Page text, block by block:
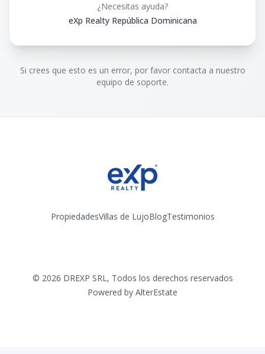
¿Necesitas ayuda?
eXp Realty República Dominicana
Si crees que esto es un error, por favor contacta a nuestro
equipo de soporte.
PropiedadesVillas de LujoBlogTestimonios
© 2026 DREXP SRL, Todos los derechos reservados
Powered by AlterEstate